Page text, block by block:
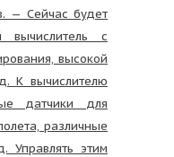
— Сейчас будет
вычислитель с
высокой
К вычислителю
датчики для
различные
Управлять этим